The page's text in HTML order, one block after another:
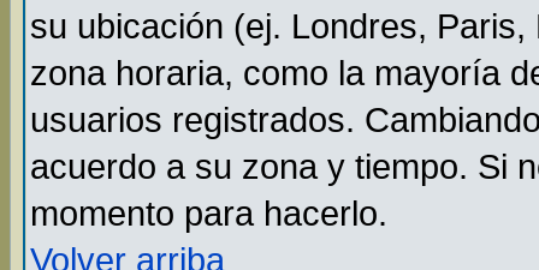
su ubicación (ej. Londres,
zona horaria, como la mayoría
usuarios registrados.
acuerdo a su zona y tiempo. Si
momento para hacerlo.
Volver arriba